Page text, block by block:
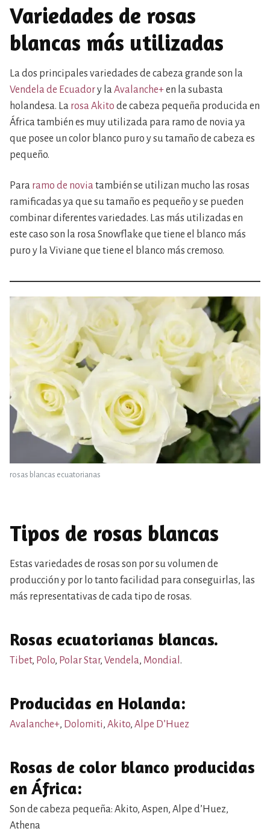
Variedades de rosas
blancas más utilizadas
La dos principales variedades de cabeza grande son la
Vendela de Ecuadory laAvalanche+en la subasta
holandesa. La rosa Akito de cabeza pequeña producida en
África también es muy utilizada para ramo de novia ya
que posee un color blanco puro y su tamaño de cabeza es
pequeño.
Para ramo de noviatambién se utilizan mucho las rosas
ramificadas ya que su tamaño es pequeño y se pueden
combinar diferentes variedades. Las más utilizadas en
este caso son la rosa Snowflake que tiene el blanco más
puro y la Viviane que tiene el blanco más cremoso.
rosas blancas ecuatorianas
Tipos de rosas blancas
Estas variedades de rosas son por su volumen de
producción y por lo tanto facilidad para conseguirlas, las
más representativas de cada tipo de rosas.
Rosas ecuatorianas blancas.
Tibet, Polo, Polar Star, Vendela, Mondial .
Producidas en Holanda:
Avalanche+, Dolomiti, Akito, Alpe D’Huez
Rosas de color blanco producidas
en África:
Son de cabeza pequeña: Akito, Aspen, Alpe d’Huez,
Athena